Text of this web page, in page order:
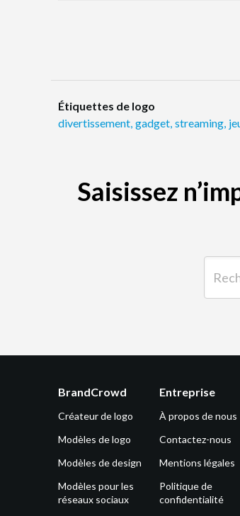
Étiquettes de logo
divertissement, gadget, streaming,
Saisissez
BrandCrowd
Créateur de logo
Modèles de logo
Modèles de design
Modèles pour les
réseaux sociaux
Entreprise
À propos de nous
Contactez-nous
Mentions légales
Politique de
confidentialité